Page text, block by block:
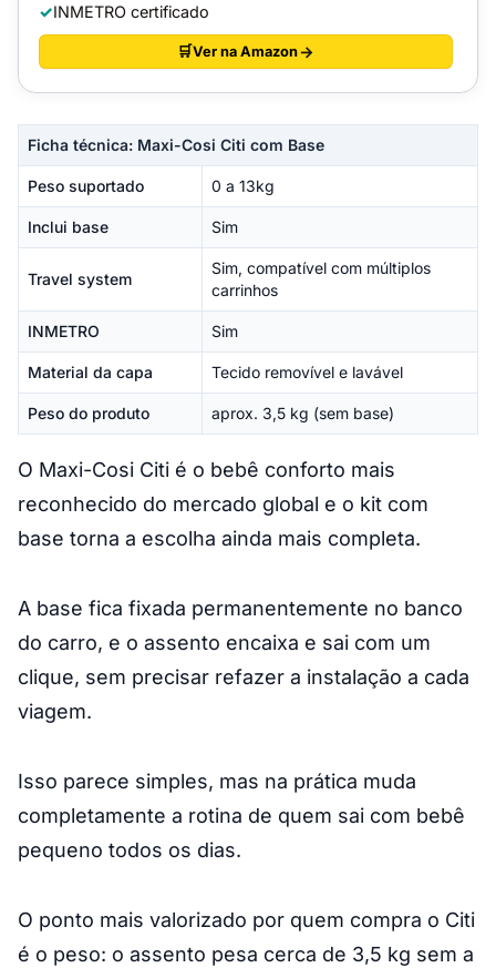
INMETRO certificado
Ver na Amazon
Ficha técnica: Maxi-Cosi Citi com Base
Peso suportado 0 a 13kg
Inclui base Sim
Travel system
Sim, compatível com múltiplos
carrinhos
INMETRO Sim
Material da capa Tecido removível e lavável
Peso do produto aprox. 3,5 kg (sem base)
O Maxi-Cosi Citi é o bebê conforto mais
reconhecido do mercado global e o kit com
base torna a escolha ainda mais completa.
A base fica fixada permanentemente no banco
do carro, e o assento encaixa e sai com um
clique, sem precisar refazer a instalação a cada
viagem.
Isso parece simples, mas na prática muda
completamente a rotina de quem sai com bebê
pequeno todos os dias.
O ponto mais valorizado por quem compra o Citi
é o peso: o assento pesa cerca de 3,5 kg sem a